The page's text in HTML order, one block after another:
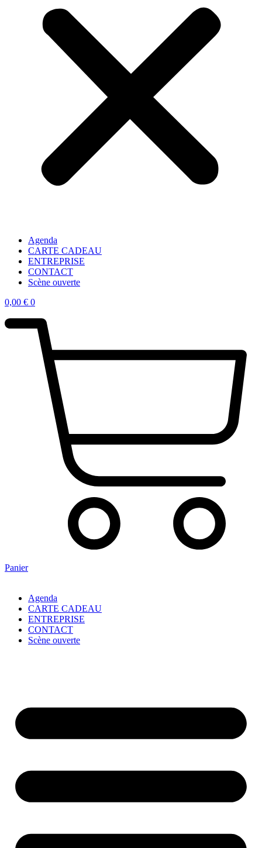
Agenda
CARTE CADEAU
ENTREPRISE
CONTACT
Scène ouverte
0,00 € 0
Panier
Agenda
CARTE CADEAU
ENTREPRISE
CONTACT
Scène ouverte